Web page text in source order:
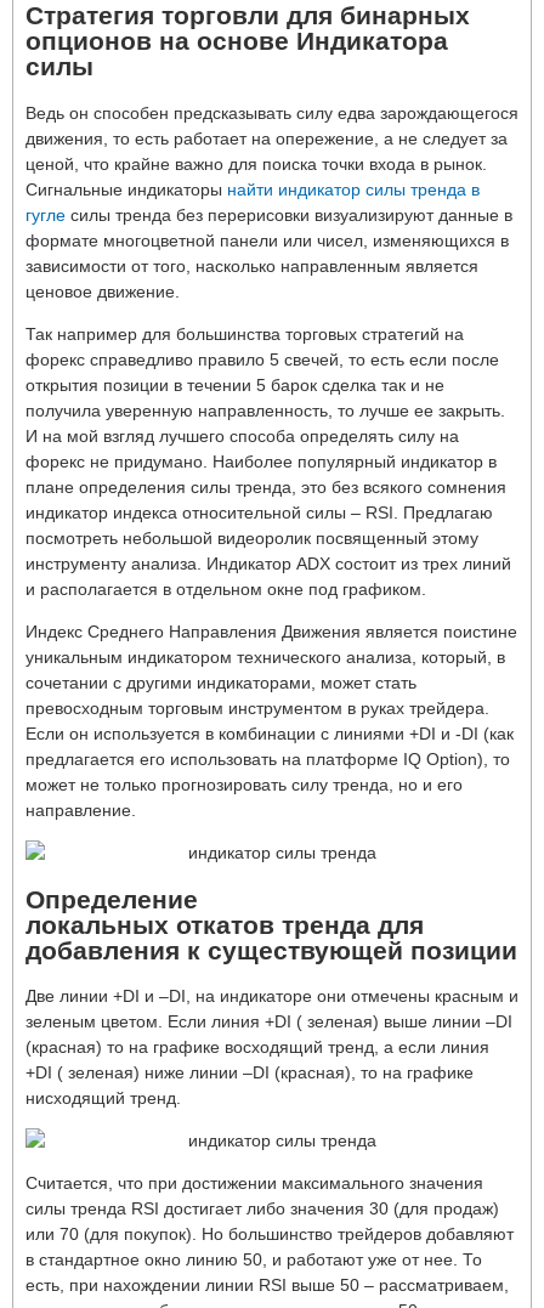
Стратегия торговли для бинарных
опционов на основе Индикатора
силы
Ведь он способен предсказывать силу едва зарождающегося
движения, то есть работает на опережение, а не следует за
ценой, что крайне важно для поиска точки входа в рынок.
Сигнальные индикаторы найти индикатор силы тренда в
гугле силы тренда без перерисовки визуализируют данные в
формате многоцветной панели или чисел, изменяющихся в
зависимости от того, насколько направленным является
ценовое движение.
Так например для большинства торговых стратегий на
форекс справедливо правило 5 свечей, то есть если после
открытия позиции в течении 5 барок сделка так и не
получила уверенную направленность, то лучше ее закрыть.
И на мой взгляд лучшего способа определять силу на
форекс не придумано. Наиболее популярный индикатор в
плане определения силы тренда, это без всякого сомнения
индикатор индекса относительной силы – RSI. Предлагаю
посмотреть небольшой видеоролик посвященный этому
инструменту анализа. Индикатор ADX состоит из трех линий
и располагается в отдельном окне под графиком.
Индекс Среднего Направления Движения является поистине
уникальным индикатором технического анализа, который, в
сочетании с другими индикаторами, может стать
превосходным торговым инструментом в руках трейдера.
Если он используется в комбинации с линиями +DI и -DI (как
предлагается его использовать на платформе IQ Option), то
может не только прогнозировать силу тренда, но и его
направление.
Определение
локальных откатов тренда для
добавления к существующей позиции
Две линии +DI и –DI, на индикаторе они отмечены красным и
зеленым цветом. Если линия +DI ( зеленая) выше линии –DI
(красная) то на графике восходящий тренд, а если линия
+DI ( зеленая) ниже линии –DI (красная), то на графике
нисходящий тренд.
Считается, что при достижении максимального значения
силы тренда RSI достигает либо значения 30 (для продаж)
или 70 (для покупок). Но большинство трейдеров добавляют
в стандартное окно линию 50, и работают уже от нее. То
есть, при нахождении линии RSI выше 50 – рассматриваем,